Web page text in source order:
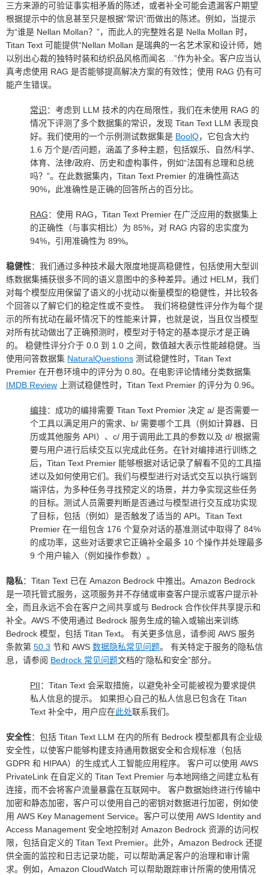
三方来源的可验证事实相矛盾的陈述，或者补全可能会遗漏客户期望
根据提示中的信息甚至只是根据“常识”而做出的陈述。例如，当提示
为“谁是 Nellan Mollan？”，而此人的完整姓名是 Nella Mollan 时，
Titan Text 可能提供“Nellan Mollan 是瑞典的一名艺术家和设计师，她
以别出心裁的独特时装和纺织品风格而闻名…”作为补全。客户应当认
真考虑使用 RAG 是否能够提高解决方案的有效性；使用 RAG 仍有可
能产生错误。
常识：考虑到 LLM 技术的内在局限性，我们在未使用 RAG 的
情况下评测了多个数据集的常识，发现 Titan Text LLM 表现良
好。我们使用的一个示例测试数据集是 BoolQ，它包含大约
1.6 万个是/否问题，涵盖了多种主题，包括娱乐、自然/科学、
体育、法律/政府、历史和虚构事件，例如“法国有总理和总统
吗？”。在此数据集内，Titan Text Premier 的准确性高达
90%，此准确性是正确的回答所占的百分比。
RAG：使用 RAG，Titan Text Premier 在广泛应用的数据集上
的正确性（与事实相比）为 85%，对 RAG 内容的忠实度为
94%，引用准确性为 89%。
稳健性：我们通过多种技术最大限度地提高稳健性，包括使用大型训
练数据集捕获很多不同的语义意图中的多种差异。通过 HELM，我们
对每个模型应用保留了语义的小扰动以衡量模型的稳健性，并比较各
个回答以了解它们的稳定性或不变性。 我们将稳健性评分作为每个提
示的所有扰动在最坏情况下的性能来计算，也就是说，当且仅当模型
对所有扰动做出了正确预测时，模型对于特定的基本提示才是正确
的。 稳健性评分介于 0.0 到 1.0 之间，数值越大表示性能越稳健。当
使用问答数据集 NaturalQuestions 测试稳健性时，Titan Text
Premier 在开卷环境中的评分为 0.80。在电影评论情绪分类数据集
IMDB Review 上测试稳健性时，Titan Text Premier 的评分为 0.96。
编排：成功的编排需要 Titan Text Premier 决定 a/ 是否需要一
个工具以满足用户的需求、b/ 需要哪个工具（例如计算器、日
历或其他服务 API）、c/ 用于调用此工具的参数以及 d/ 根据需
要与用户进行后续交互以完成此任务。在针对编排进行训练之
后，Titan Text Premier 能够根据对话记录了解看不见的工具描
述以及如何使用它们。我们与模型进行对话式交互以执行端到
端评估，为多种任务寻找预定义的场景，并力争实现这些任务
的目标。测试人员需要判断是否通过与模型进行交互成功实现
了目标，包括（例如）是否触发了适当的 API。Titan Text
Premier 在一组包含 176 个复杂对话的基准测试中取得了 84%
的成功率，这些对话要求它正确补全最多 10 个操作并处理最多
9 个用户输入（例如操作参数）。
隐私：Titan Text 已在 Amazon Bedrock 中推出。Amazon Bedrock
是一项托管式服务，这项服务并不存储或审查客户提示或客户提示补
全，而且永远不会在客户之间共享或与 Bedrock 合作伙伴共享提示和
补全。AWS 不使用通过 Bedrock 服务生成的输入或输出来训练
Bedrock 模型，包括 Titan Text。 有关更多信息，请参阅 AWS 服务
条款第 50.3 节和 AWS 数据隐私常见问题。 有关特定于服务的隐私信
息，请参阅 Bedrock 常见问题文档的“隐私和安全”部分。
PII：Titan Text 会采取措施，以避免补全可能被视为要求提供
私人信息的提示。 如果担心自己的私人信息已包含在 Titan
Text 补全中，用户应在此处联系我们。
安全性：包括 Titan Text LLM 在内的所有 Bedrock 模型都具有企业级
安全性，以使客户能够构建支持通用数据安全和合规标准（包括
GDPR 和 HIPAA）的生成式人工智能应用程序。 客户可以使用 AWS
PrivateLink 在自定义的 Titan Text Premier 与本地网络之间建立私有
连接，而不会将客户流量暴露在互联网中。 客户数据始终进行传输中
加密和静态加密，客户可以使用自己的密钥对数据进行加密，例如使
用 AWS Key Management Service。客户可以使用 AWS Identity and
Access Management 安全地控制对 Amazon Bedrock 资源的访问权
限，包括自定义的 Titan Text Premier。此外，Amazon Bedrock 还提
供全面的监控和日志记录功能，可以帮助满足客户的治理和审计需
求。例如，Amazon CloudWatch 可以帮助跟踪审计所需的使用情况